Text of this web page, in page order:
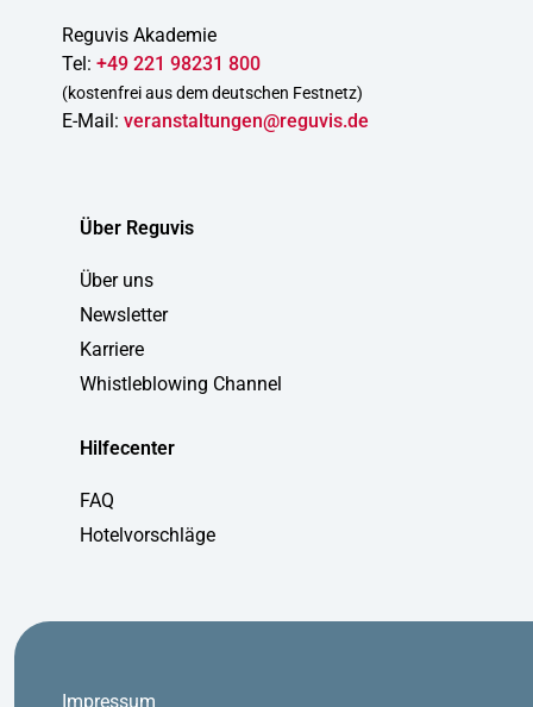
Reguvis Akademie
Tel: +49 221 98231 800
(kostenfrei aus dem deutschen Festnetz)
E-Mail: veranstaltungen@reguvis.de
Über Reguvis
Über uns
Newsletter
Karriere
Whistleblowing Channel
Hilfecenter
FAQ
Hotelvorschläge
Impressum